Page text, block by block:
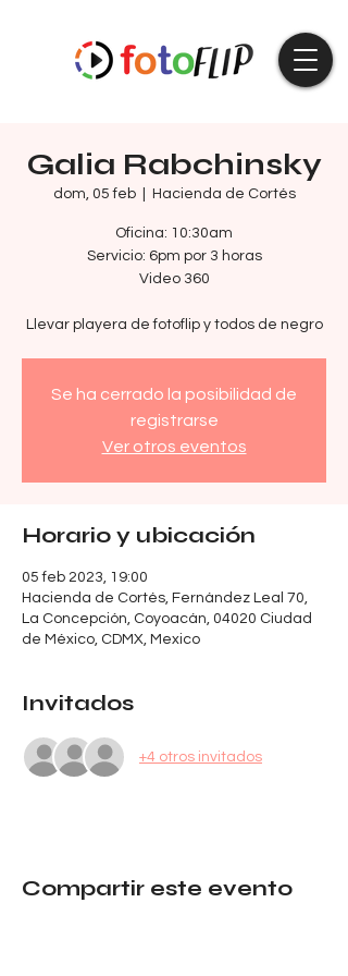
Galia Rabchinsky
dom, 05 feb
  |
Hacienda de Cortés
Oficina: 10:30am
Servicio: 6pm por 3 horas
Video 360
Llevar playera de fotoflip y todos de negro
Se ha cerrado la posibilidad de
registrarse
Ver otros eventos
Horario y ubicación
05 feb 2023, 19:00
Hacienda de Cortés, Fernández Leal 70,
La Concepción, Coyoacán, 04020 Ciudad
de México, CDMX, Mexico
Invitados
+4 otros invitados
Compartir este evento